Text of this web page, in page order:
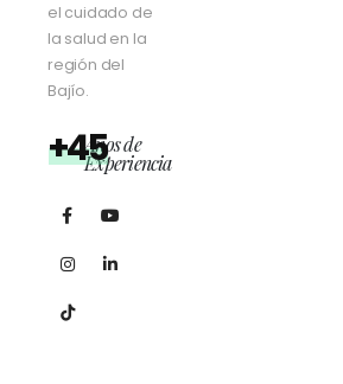
el cuidado de
la salud en la
región del
Bajío.
+45Años de
Experiencia